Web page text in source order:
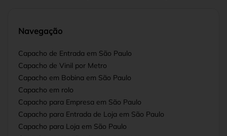
Navegação
Capacho de Entrada em São Paulo
Capacho de Vinil por Metro
Capacho em Bobina em São Paulo
Capacho em rolo
Capacho para Empresa em São Paulo
Capacho para Entrada de Loja em São Paulo
Capacho para Loja em São Paulo